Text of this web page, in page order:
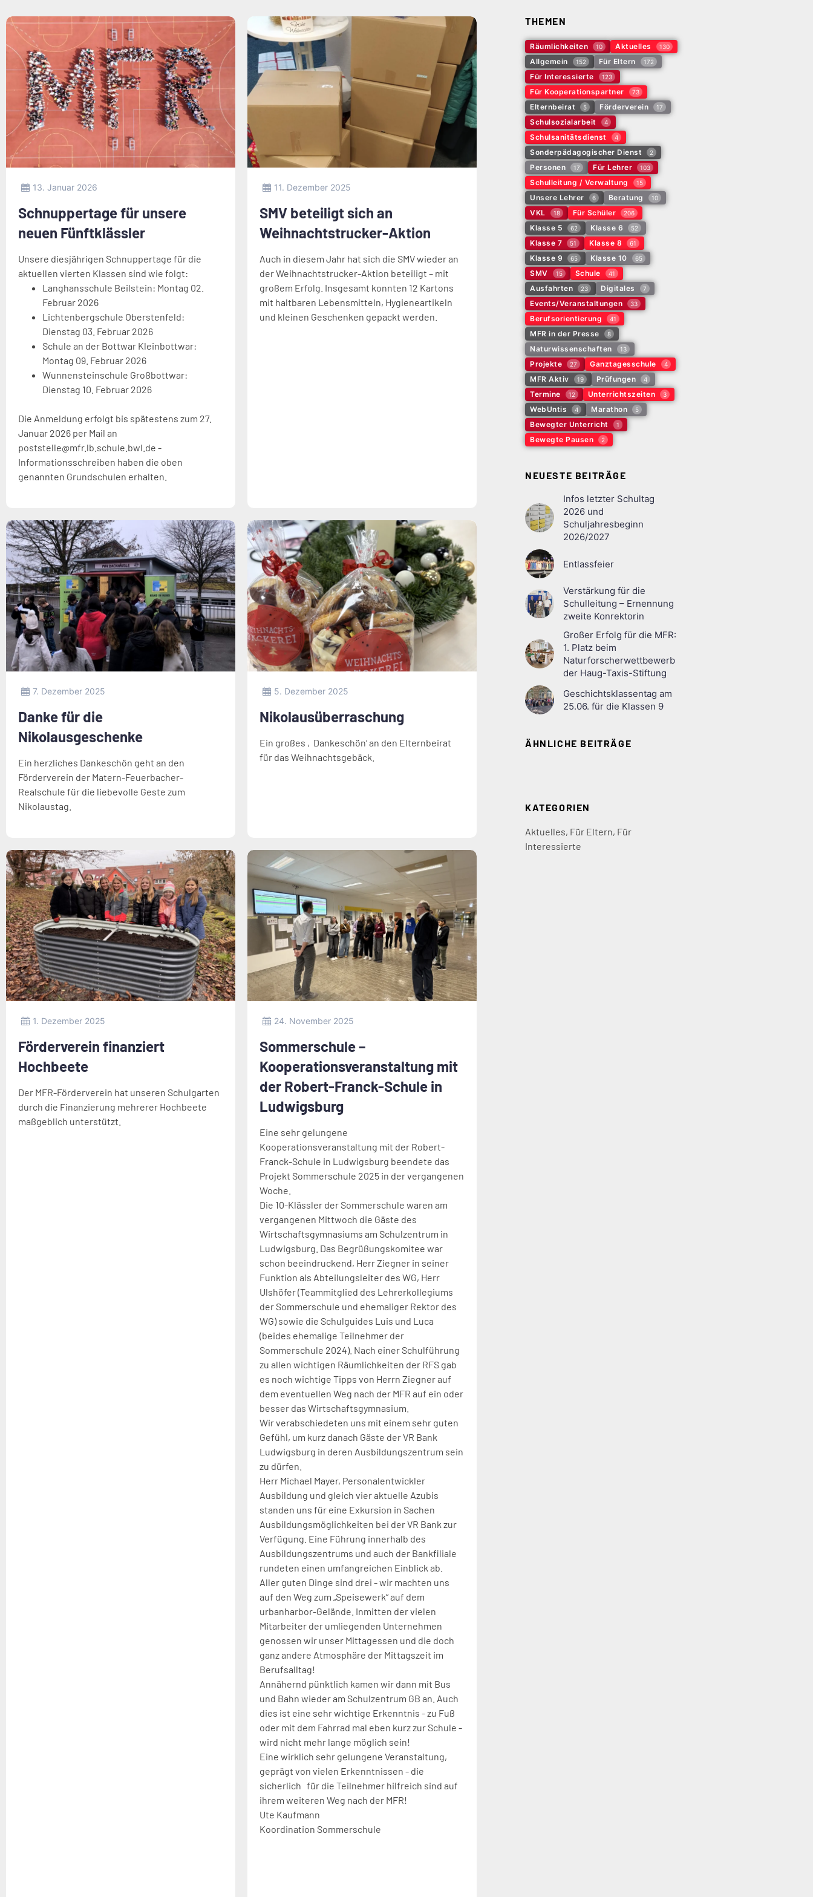
13. Januar 2026
Schnuppertage für unsere
neuen Fünftklässler
Unsere diesjährigen Schnuppertage für die
aktuellen vierten Klassen sind wie folgt:
Langhansschule Beilstein: Montag 02.
Februar 2026
Lichtenbergschule Oberstenfeld:
Dienstag 03. Februar 2026
Schule an der Bottwar Kleinbottwar:
Montag 09. Februar 2026
Wunnensteinschule Großbottwar:
Dienstag 10. Februar 2026
Die Anmeldung erfolgt bis spätestens zum 27.
Januar 2026 per Mail an
poststelle@mfr.lb.schule.bwl.de -
Informationsschreiben haben die oben
genannten Grundschulen erhalten.
11. Dezember 2025
SMV beteiligt sich an
Weihnachtstrucker-Aktion
Auch in diesem Jahr hat sich die SMV wieder an
der Weihnachtstrucker-Aktion beteiligt – mit
großem Erfolg. Insgesamt konnten 12 Kartons
mit haltbaren Lebensmitteln, Hygieneartikeln
und kleinen Geschenken gepackt werden.
7. Dezember 2025
Danke für die
Nikolausgeschenke
Ein herzliches Dankeschön geht an den
Förderverein der Matern-Feuerbacher-
Realschule für die liebevolle Geste zum
Nikolaustag.
5. Dezember 2025
Nikolausüberraschung
Ein großes ‚Dankeschön‘ an den Elternbeirat
für das Weihnachtsgebäck.
1. Dezember 2025
Förderverein finanziert
Hochbeete
Der MFR-Förderverein hat unseren Schulgarten
durch die Finanzierung mehrerer Hochbeete
maßgeblich unterstützt.
24. November 2025
Sommerschule –
Kooperationsveranstaltung mit
der Robert-Franck-Schule in
Ludwigsburg
Eine sehr gelungene
Kooperationsveranstaltung mit der Robert-
Franck-Schule in Ludwigsburg beendete das
Projekt Sommerschule 2025 in der vergangenen
Woche.
Die 10-Klässler der Sommerschule waren am
vergangenen Mittwoch die Gäste des
Wirtschaftsgymnasiums am Schulzentrum in
Ludwigsburg. Das Begrüßungskomitee war
schon beeindruckend, Herr Ziegner in seiner
Funktion als Abteilungsleiter des WG, Herr
Ulshöfer (Teammitglied des Lehrerkollegiums
der Sommerschule und ehemaliger Rektor des
WG) sowie die Schulguides Luis und Luca
(beides ehemalige Teilnehmer der
Sommerschule 2024). Nach einer Schulführung
zu allen wichtigen Räumlichkeiten der RFS gab
es noch wichtige Tipps von Herrn Ziegner auf
dem eventuellen Weg nach der MFR auf ein oder
besser das Wirtschaftsgymnasium.
Wir verabschiedeten uns mit einem sehr guten
Gefühl, um kurz danach Gäste der VR Bank
Ludwigsburg in deren Ausbildungszentrum sein
zu dürfen.
Herr Michael Mayer, Personalentwickler
Ausbildung und gleich vier aktuelle Azubis
standen uns für eine Exkursion in Sachen
Ausbildungsmöglichkeiten bei der VR Bank zur
Verfügung. Eine Führung innerhalb des
Ausbildungszentrums und auch der Bankfiliale
rundeten einen umfangreichen Einblick ab.
Aller guten Dinge sind drei - wir machten uns
auf den Weg zum „Speisewerk“ auf dem
urbanharbor-Gelände. Inmitten der vielen
Mitarbeiter der umliegenden Unternehmen
genossen wir unser Mittagessen und die doch
ganz andere Atmosphäre der Mittagszeit im
Berufsalltag!
Annähernd pünktlich kamen wir dann mit Bus
und Bahn wieder am Schulzentrum GB an. Auch
dies ist eine sehr wichtige Erkenntnis - zu Fuß
oder mit dem Fahrrad mal eben kurz zur Schule -
wird nicht mehr lange möglich sein!
Eine wirklich sehr gelungene Veranstaltung,
geprägt von vielen Erkenntnissen - die
sicherlich für die Teilnehmer hilfreich sind auf
ihrem weiteren Weg nach der MFR!
Ute Kaufmann
Koordination Sommerschule
THEMEN
Räumlichkeiten 10 Aktuelles 130
Allgemein 152 Für Eltern 172
Für Interessierte 123
Für Kooperationspartner 73
Elternbeirat 5 Förderverein 17
Schulsozialarbeit 4
Schulsanitätsdienst 4
Sonderpädagogischer Dienst 2
Personen 17 Für Lehrer 103
Schulleitung / Verwaltung 15
Unsere Lehrer 6 Beratung 10
VKL 18 Für Schüler 206
Klasse 5 62 Klasse 6 52
Klasse 7 51 Klasse 8 61
Klasse 9 65 Klasse 10 65
SMV 15 Schule 41
Ausfahrten 23 Digitales 7
Events/Veranstaltungen 33
Berufsorientierung 41
MFR in der Presse 8
Naturwissenschaften 13
Projekte 27 Ganztagesschule 4
MFR Aktiv 19 Prüfungen 4
Termine 12 Unterrichtszeiten 3
WebUntis 4 Marathon 5
Bewegter Unterricht 1
Bewegte Pausen 2
NEUESTE BEITRÄGE
Infos letzter Schultag
2026 und
Schuljahresbeginn
2026/2027
Entlassfeier
Verstärkung für die
Schulleitung – Ernennung
zweite Konrektorin
Großer Erfolg für die MFR:
1. Platz beim
Naturforscherwettbewerb
der Haug-Taxis-Stiftung
Geschichtsklassentag am
25.06. für die Klassen 9
ÄHNLICHE BEITRÄGE
KATEGORIEN
Aktuelles, Für Eltern, Für
Interessierte